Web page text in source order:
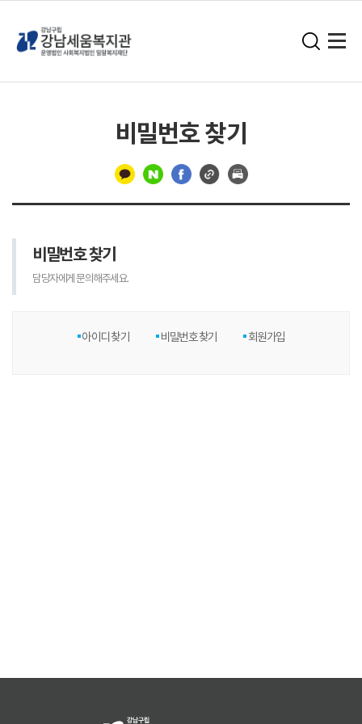
비밀번호 찾기
선비밀번호 찾기
담당자에게 문의해주세요.
아이디 찾기 비밀번호 찾기 회원가입